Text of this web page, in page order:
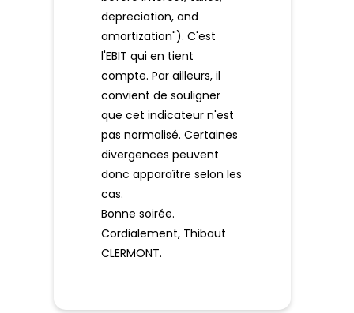
depreciation, and
amortization"). C'est
l'EBIT qui en tient
compte. Par ailleurs, il
convient de souligner
que cet indicateur n'est
pas normalisé. Certaines
divergences peuvent
donc apparaître selon les
cas.
Bonne soirée.
Cordialement, Thibaut
CLERMONT.